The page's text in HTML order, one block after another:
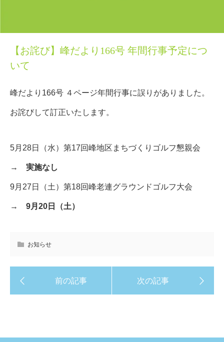
【お詫び】峰だより166号 年間行事予定につ
いて
峰だより166号 ４ページ年間行事に誤りがありました。
お詫びして訂正いたします。
5月28日（水）第17回峰地区まちづくりゴルフ懇親会
→ 実施なし
9月27日（土）第18回峰老連グラウンドゴルフ大会
→ 9月20日（土）
お知らせ